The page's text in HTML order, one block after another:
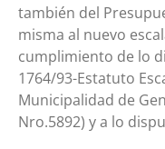
también del
misma al nuevo
cumplimiento de lo
1764/93-Estatuto
Municipalidad de
Nro.5892) y a lo